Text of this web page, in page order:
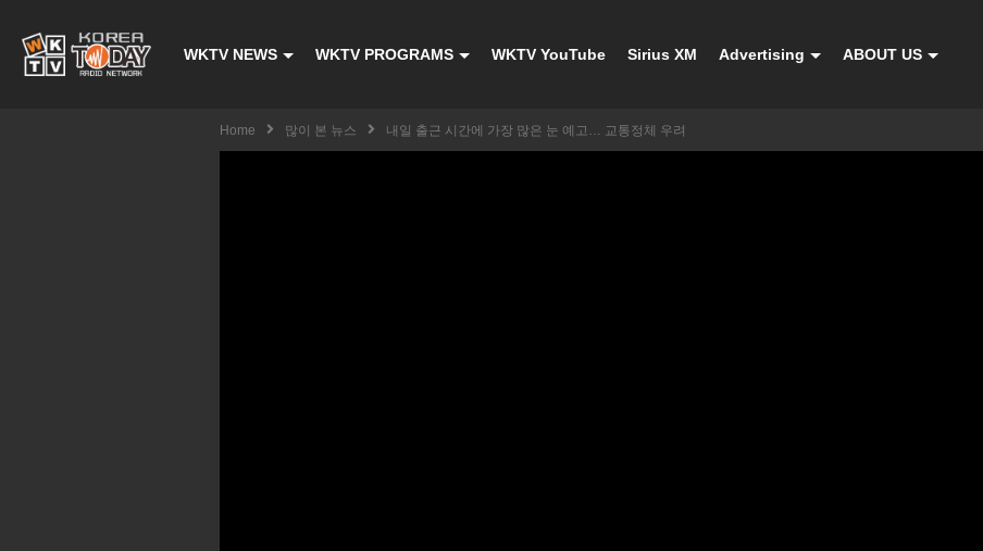
WKTV NEWS WKTV PROGRAMS WKTV YouTube Sirius XM Advertising ABOUT US
Home 많이 본 뉴스 내일 출근 시간에 가장 많은 눈 예고… 교통정체 우려